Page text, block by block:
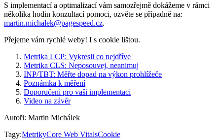
S implementací a optimalizací vám samozřejmě dokážeme v rámci
několika hodin konzultací pomoci, ozvěte se případně na:
martin.michalek@pagespeed.cz.
Přejeme vám rychlé weby! I s cookie lištou.
Metrika LCP: Vykresli co nejdříve
Metrika CLS: Neposouvej, neanimuj
INP/TBT: Měřte dopad na výkon prohlížeče
Poznámka k měření
Doporučení pro vaši implementaci
Video na závěr
Autoři: Martin Michálek
Tagy:MetrikyCore Web VitalsCookie